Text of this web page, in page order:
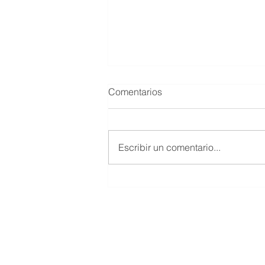
Comentarios
Escribir un comentario...